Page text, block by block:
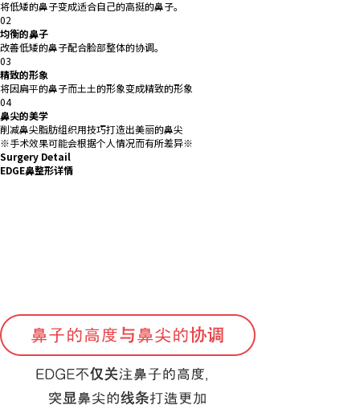
将低矮的鼻子变成适合自己的高挺的鼻子。
02
均衡的鼻子
改善低矮的鼻子配合脸部整体的协调。
03
精致的形象
将因扁平的鼻子而土土的形象变成精致的形象
04
鼻尖的美学
削减鼻尖脂肪组织用技巧打造出美丽的鼻尖
※手术效果可能会根据个人情况而有所差异※
Surgery Detail
EDGE鼻整形详情